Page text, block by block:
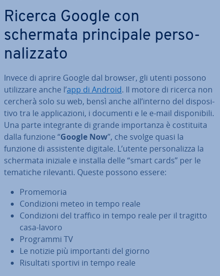
Ricerca Google con
schermata prin­ci­pa­le per­so­
na­liz­za­to
Invece di aprire Google dal browser, gli utenti possono
uti­liz­za­re anche l’app di Android. Il motore di ricerca non
cercherà solo su web, bensì anche all’interno del di­spo­si­
ti­vo tra le ap­pli­ca­zio­ni, i documenti e le e-mail di­spo­ni­bi­li.
Una parte in­te­gran­te di grande im­por­tan­za è co­sti­tui­ta
dalla funzione “Google Now”, che svolge quasi la
funzione di as­si­sten­te digitale. L’utente per­so­na­liz­za la
schermata iniziale e installa delle “smart cards” per le
tematiche rilevanti. Queste possono essere:
Pro­me­mo­ria
Con­di­zio­ni meteo in tempo reale
Con­di­zio­ni del traffico in tempo reale per il tragitto
casa-lavoro
Programmi TV
Le notizie più im­por­tan­ti del giorno
Risultati sportivi in tempo reale